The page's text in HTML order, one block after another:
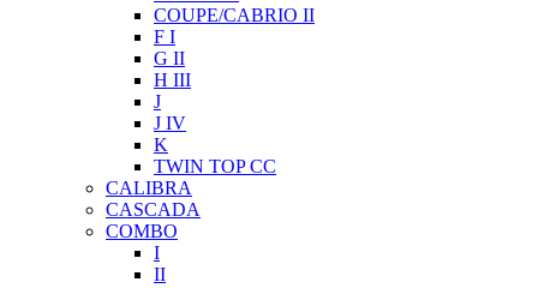
COUPE/CABRIO II
F I
G II
H III
J
J IV
K
TWIN TOP CC
CALIBRA
CASCADA
COMBO
I
II